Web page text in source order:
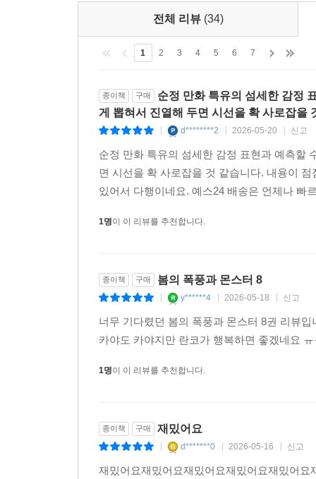
전체 리뷰(34)
종이책 구매
순정 만화 특유의 섬세한 감정
게 뽑혀서 진열해 두면 시선을 확 사로잡을
| d********2 | 2026-05-20 | 신고
순정 만화 특유의 섬세한 감정 표현과 예측할
면 시선을 확 사로잡을 것 같습니다. 내용이
종이책 구매 봄의 폭풍과 몬스터 8
| y******4 | 2026-05-18 | 신고
너무 기다렸던 봄의 폭풍과 몬스터 8권 리뷰
종이책 구매 재밌어요
| d*******0 | 2026-05-16 | 신고